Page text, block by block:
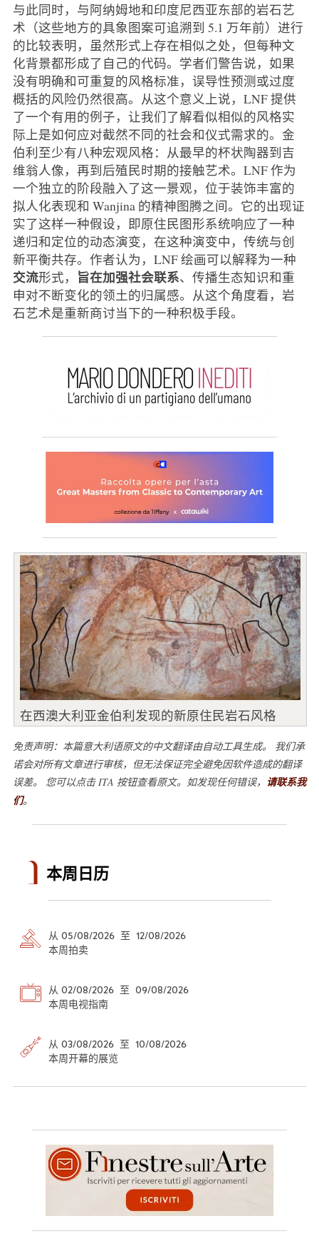
与此同时，与阿纳姆地和印度尼西亚东部的岩石艺
术（这些地方的具象图案可追溯到 5.1 万年前）进行
的比较表明，虽然形式上存在相似之处，但每种文
化背景都形成了自己的代码。学者们警告说，如果
没有明确和可重复的风格标准，误导性预测或过度
概括的风险仍然很高。从这个意义上说，LNF 提供
了一个有用的例子，让我们了解看似相似的风格实
际上是如何应对截然不同的社会和仪式需求的。金
伯利至少有八种宏观风格：从最早的杯状陶器到吉
维翁人像，再到后殖民时期的接触艺术。LNF 作为
一个独立的阶段融入了这一景观，位于装饰丰富的
拟人化表现和 Wanjina 的精神图腾之间。它的出现证
实了这样一种假设，即原住民图形系统响应了一种
递归和定位的动态演变，在这种演变中，传统与创
新平衡共存。作者认为，LNF 绘画可以解释为一种
交流形式， 旨在加强社会联系、传播生态知识和重
申对不断变化的领土的归属感。从这个角度看，岩
石艺术是重新商讨当下的一种积极手段。
在西澳大利亚金伯利发现的新原住民岩石风格
免责声明：本篇意大利语原文的中文翻译由自动工具生成。 我们承
诺会对所有文章进行审核，但无法保证完全避免因软件造成的翻译
误差。 您可以点击 ITA 按钮查看原文。如发现任何错误， 请联系我
们。
本周日历
从 05/08/2026 至 12/08/2026
本周拍卖
从 02/08/2026 至 09/08/2026
本周电视指南
从 03/08/2026 至 10/08/2026
本周开幕的展览